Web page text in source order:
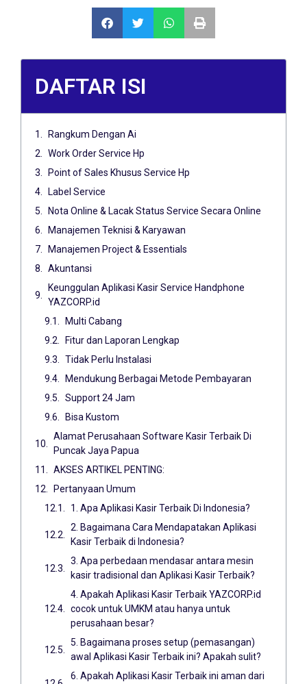
DAFTAR ISI
Rangkum Dengan Ai
Work Order Service Hp
Point of Sales Khusus Service Hp
Label Service
Nota Online & Lacak Status Service Secara Online
Manajemen Teknisi & Karyawan
Manajemen Project & Essentials
Akuntansi
Keunggulan Aplikasi Kasir Service Handphone
YAZCORP.id
Multi Cabang
Fitur dan Laporan Lengkap
Tidak Perlu Instalasi
Mendukung Berbagai Metode Pembayaran
Support 24 Jam
Bisa Kustom
Alamat Perusahaan Software Kasir Terbaik Di
Puncak Jaya Papua
AKSES ARTIKEL PENTING:
Pertanyaan Umum
1. Apa Aplikasi Kasir Terbaik Di Indonesia?
2. Bagaimana Cara Mendapatakan Aplikasi
Kasir Terbaik di Indonesia?
3. Apa perbedaan mendasar antara mesin
kasir tradisional dan Aplikasi Kasir Terbaik?
4. Apakah Aplikasi Kasir Terbaik YAZCORP.id
cocok untuk UMKM atau hanya untuk
perusahaan besar?
5. Bagaimana proses setup (pemasangan)
awal Aplikasi Kasir Terbaik ini? Apakah sulit?
6. Apakah Aplikasi Kasir Terbaik ini aman dari